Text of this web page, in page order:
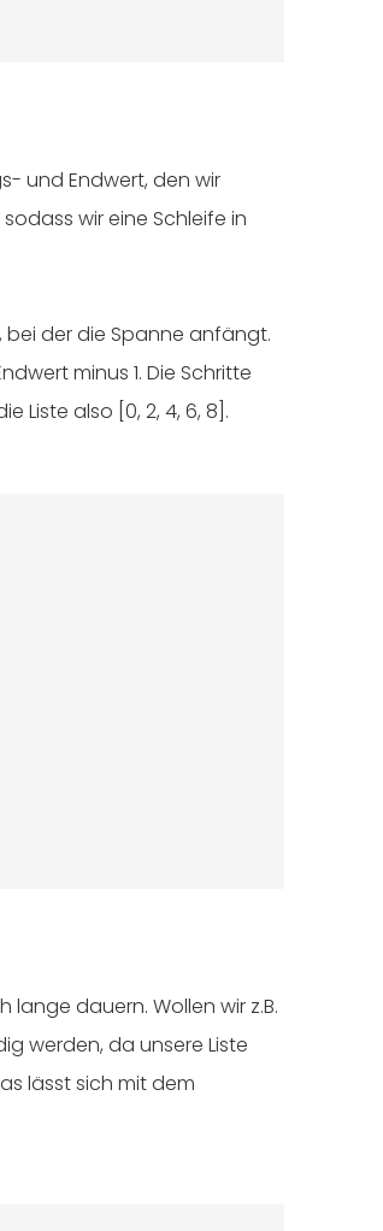
und Endwert, den wir
wir eine Schleife in
bei der die Spanne anfängt.
minus 1. Die Schritte
Liste also [0, 2, 4, 6, 8].
dauern. Wollen wir z.B.
werden, da unsere Liste
lässt sich mit dem